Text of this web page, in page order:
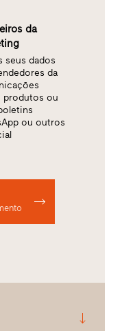
da
seus dados
da
produtos ou
ou outros